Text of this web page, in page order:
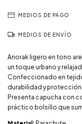
MEDIOS DE PAGO
MEDIOS DE ENVÍO
Anorak ligero en tono
un toque urbano y
Confeccionado en
durabilidad y
Presenta capucha con
práctico bolsillo que